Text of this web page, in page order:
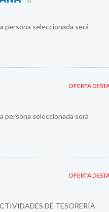
persona seleccionada será
OFERTA
persona seleccionada será
OFERTA
DE TESORERÍA